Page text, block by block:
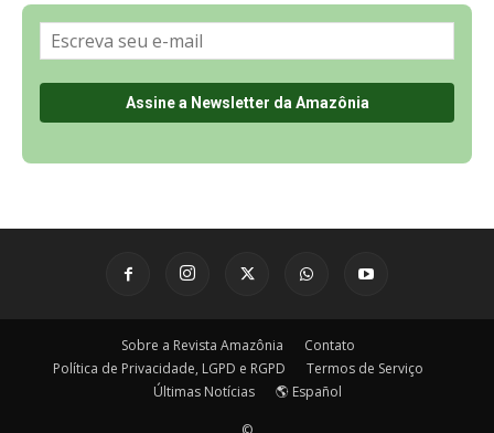
Sobre a Revista Amazônia
Contato
Política de Privacidade, LGPD e RGPD
Termos de Serviço
Últimas Notícias
🌎 Español